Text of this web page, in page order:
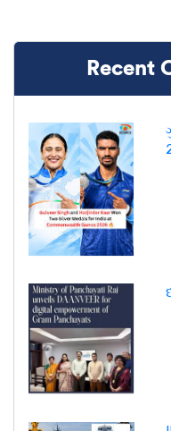
Recent